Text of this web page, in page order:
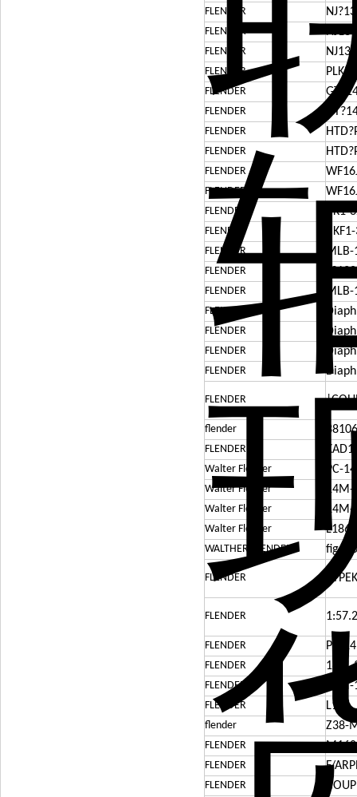
FLENDER
FLENDER
FLENDER
FLENDER
FLENDER
FLENDER
FLENDER
FLENDER
FLENDER
FLENDER
FLENDER
FLENDER
FLENDER
FLENDER
FLENDER
FLENDER
FLENDER
FLENDER
FLENDER
FLENDER
flender
FLENDER
Walter Flender PC-
Walter Flender
Walter Flender
Walter Flender L186
WALTHER FLENDER fig
FLENDER
FLENDER
FLENDER PC-
FLENDER 14M-
FLENDER
FLENDER L186
flender Z38-
FLENDER
FLENDER F/
FLENDER